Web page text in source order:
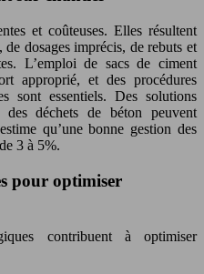
et coûteuses. Elles résultent
dosages imprécis, de rebuts et
L’emploi de sacs de ciment
approprié, et des procédures
sont essentiels. Des solutions
déchets de béton peuvent
qu’une bonne gestion des
3 à 5%.
pour optimiser
contribuent à optimiser